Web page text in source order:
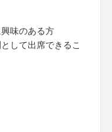
味のある方
して出席できるこ